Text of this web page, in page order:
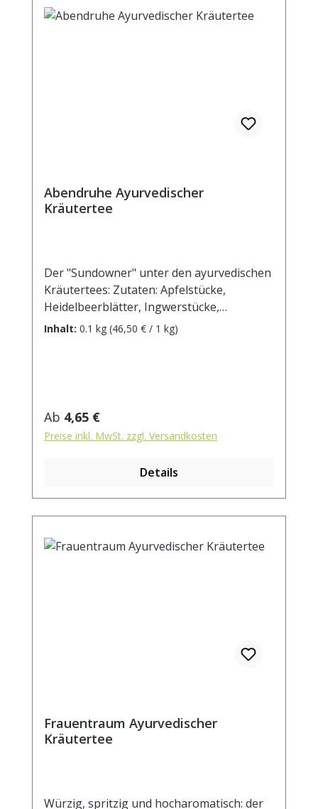
Abendruhe Ayurvedischer
Kräutertee
Der "Sundowner" unter den ayurvedischen
Kräutertees: Zutaten: Apfelstücke,
Heidelbeerblätter, Ingwerstücke,
Orangenschalen, Zimtrinde,
Cardamom. Zubereitung: ca. 15g Tee mit 1
l. kochendem Wasser aufgiessen. Ziehzeit:
max.10 min.
Inhalt: 0.1 kg (46,50 € / 1 kg)
Regulärer Preis:
Ab 4,65 €
Preise inkl. MwSt. zzgl. Versandkosten
Details
Frauentraum Ayurvedischer
Kräutertee
Würzig, spritzig und hocharomatisch: der